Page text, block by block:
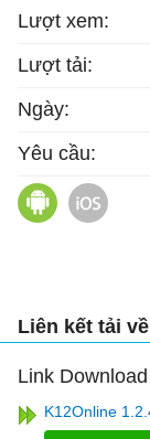
Lượt xem:
Lượt tải:
Ngày:
Yêu cầu:
Liên kết tải về
Link
K12Online